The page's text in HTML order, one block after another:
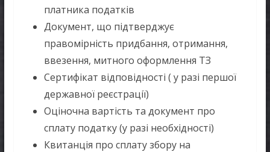
платника податків
Документ, що підтверджує
правомірність придбання, отримання,
ввезення, митного оформлення ТЗ
Сертифікат відповідності ( у разі першої
державної реєстрації)
Оціночна вартість та документ про
сплату податку (у разі необхідності)
Квитанція про сплату збору на